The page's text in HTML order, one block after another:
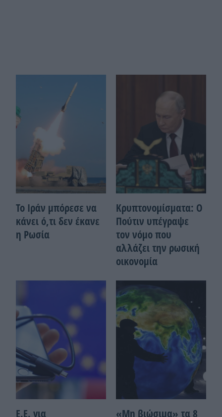
Το Ιράν μπόρεσε να
κάνει ό,τι δεν έκανε
η Ρωσία
Κρυπτονομίσματα: Ο
Πούτιν υπέγραψε
τον νόμο που
αλλάζει την ρωσική
οικονομία
Ε.Ε. για
«Μη βιώσιμα» τα 8